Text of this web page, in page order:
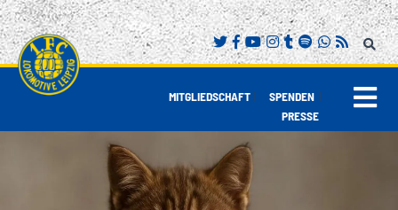
MITGLIEDSCHAFT| SPENDEN |
PRESSE